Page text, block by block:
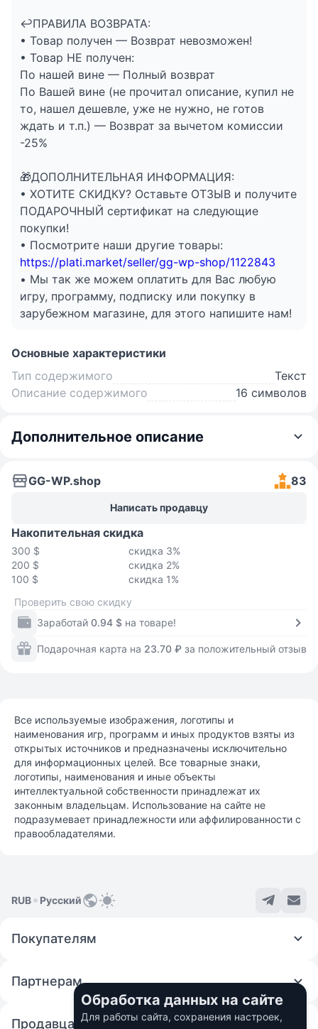
↩️ПРАВИЛА ВОЗВРАТА:
• Товар получен — Возврат невозможен!
• Товар НЕ получен:
По нашей вине — Полный возврат
По Вашей вине (не прочитал описание, купил не
то, нашел дешевле, уже не нужно, не готов
ждать и т.п.) — Возврат за вычетом комиссии
-25%
🎁ДОПОЛНИТЕЛЬНАЯ ИНФОРМАЦИЯ:
• ХОТИТЕ СКИДКУ? Оставьте ОТЗЫВ и получите
ПОДАРОЧНЫЙ сертификат на следующие
покупки!
• Посмотрите наши другие товары:
https://plati.market/seller/gg-wp-shop/1122843
• Мы так же можем оплатить для Вас любую
игру, программу, подписку или покупку в
зарубежном магазине, для этого напишите нам!
Основные характеристики
Тип содержимого
Текст
Описание содержимого
16 символов
Дополнительное описание
GG-WP.shop 83
Написать продавцу
Накопительная скидка
300 $
скидка 3%
200 $
скидка 2%
100 $
скидка 1%
Проверить свою скидку
Заработай 0.94 $ на товаре!
Подарочная карта на 23.70 ₽ за положительный отзыв
Все используемые изображения, логотипы и
наименования игр, программ и иных продуктов взяты из
открытых источников и предназначены исключительно
для информационных целей. Все товарные знаки,
логотипы, наименования и иные объекты
интеллектуальной собственности принадлежат их
законным владельцам. Использование на сайте не
подразумевает принадлежности или аффилированности с
правообладателями.
RUB Русский
Покупателям
Партнерам
Продавцам
Обработка данных на сайте
Для работы сайта, сохранения настроек,